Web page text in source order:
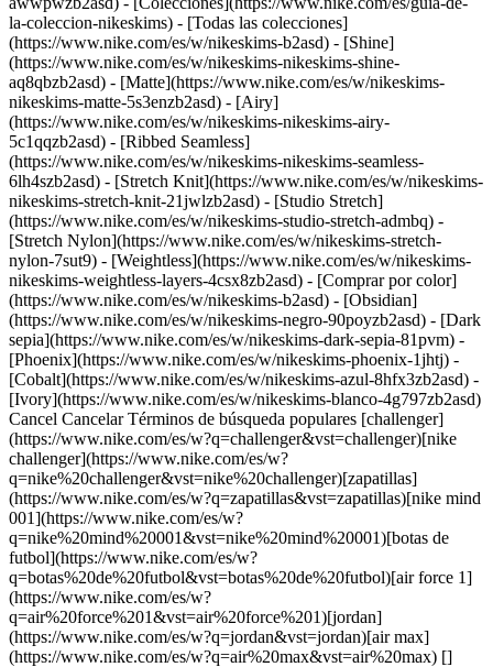
la-coleccion-nikeskims) - [Todas las colecciones]
(https://www.nike.com/es/w/nikeskims-b2asd) - [Shine]
(https://www.nike.com/es/w/nikeskims-nikeskims-shine-
aq8qbzb2asd) - [Matte](https://www.nike.com/es/w/nikeskims-
nikeskims-matte-5s3enzb2asd) - [Airy]
(https://www.nike.com/es/w/nikeskims-nikeskims-airy-
5c1qqzb2asd) - [Ribbed Seamless]
(https://www.nike.com/es/w/nikeskims-nikeskims-seamless-
6lh4szb2asd) - [Stretch Knit](https://www.nike.com/es/w/nikeskims-
nikeskims-stretch-knit-21jwlzb2asd) - [Studio Stretch]
(https://www.nike.com/es/w/nikeskims-studio-stretch-admbq) -
[Stretch Nylon](https://www.nike.com/es/w/nikeskims-stretch-
nylon-7sut9) - [Weightless](https://www.nike.com/es/w/nikeskims-
nikeskims-weightless-layers-4csx8zb2asd) - [Comprar por color](https://www.nike.com/es/w/nikeskims-b2asd) - [Obsidian](https://www.nike.com/es/w/nikeskims-negro-90poyzb2asd) - [Dark sepia](https://www.nike.com/es/w/nikeskims-dark-sepia-81pvm) - [Phoenix](https://www.nike.com/es/w/nikeskims-phoenix-1jhtj) - [Cobalt](https://www.nike.com/es/w/nikeskims-azul-8hfx3zb2asd) - [Ivory](https://www.nike.com/es/w/nikeskims-blanco-4g797zb2asd) Cancel Cancelar Términos de búsqueda populares [challenger](https://www.nike.com/es/w?q=challenger&vst=challenger)[nike challenger](https://www.nike.com/es/w?q=nike%20challenger&vst=nike%20challenger)[zapatillas](https://www.nike.com/es/w?q=zapatillas&vst=zapatillas)[nike mind 001](https://www.nike.com/es/w?q=nike%20mind%20001&vst=nike%20mind%20001)[botas de futbol](https://www.nike.com/es/w?q=botas%20de%20futbol&vst=botas%20de%20futbol)[air force 1](https://www.nike.com/es/w?q=air%20force%201&vst=air%20force%201)[jordan](https://www.nike.com/es/w?q=jordan&vst=jordan)[air max](https://www.nike.com/es/w?q=air%20max&vst=air%20max) [](https://www.nike.com/es/favorites "Favoritos")[](https://www.nike.com/es/cart "Productos de la cesta: 0") Última actualización: 14 de octubre de 2022 3 min de lectura Historias seleccionadas por Rebel Girls ## Ellen Ramasedi Ellen Ramasedi lleva una vida ajetreada, y siempre ha sabido que podría lograr todo lo que se propusiera. Descubre cómo su pasión por el salto de longitud, el baile y el netball la motiva a ayudar a niñas de todo el mundo a hacer deporte. Ellen Ramasedi. Sportstec, Sudáfrica. Fecha de nacimiento: 16 de febrero de 1989. Ilustración: Cecilia Puglesi. De niña, Ellen no paraba ni un segundo: jugaba al netball, iba a clases de baile y practicaba salto de longitud. Siempre estaba en movimiento y, en la escuela, su clase favorita era la de educación física. Durante mucho tiempo, Ellen creyó que en algún momento tendría que renunciar a los días en el foso de arena de salto de longitud y cambiar sus rigurosos ensayos de baile por un trabajo más tradicional, como ser contable. Sin embargo, cuando creció pensó en formas de continuar con sus pasiones después del instituto. ¿En qué podía convertirse: atleta profesional, árbitra o periodista deportiva? __"Es tu vida: puedes ser lo que quieras".__ Un día, durante un partido de netball, a Ellen se le ocurrió una brillante idea: *podía enseñar a otras niñas a amar el deporte tanto como ella.* Ellen sabía que muchas niñas no se sienten cómodas con el deporte y se preocupan porque creen que no son lo bastante buenas para jugar. Creía que podía proporcionarles seguridad a través del deporte, por eso decidió convertirse en entrenadora de netball. Durante los partidos, Ellen animaba a sus niñas desde la línea de banda. *¡Así se atrapa! ¡Buen pase!* Eso le decía Ellen a sus atletas, que seguían las reglas del netball con precisión, corrían por la pista, se ponían nerviosas cuando pillaban el balón y apuntaban con cuidado para marcar el siguiente punto del partido. Con el paso del tiempo, cada vez más niñas han descubierto que se les puede dar genial el deporte, como a la entrenadora Ellen. No quiso dejar este trabajo tan importante, por eso se unió a Sportstec, una organización benéfica que empodera a las atletas. La entrenadora trabaja con docentes para crear programas de educación física que ayuden a las niñas a prosperar. Ellen se enorgullece cada día de su trabajo y de sí misma por dedicarse a su verdadera vocación. [Más información](http://www.sportstec.co.za/) ## Historias relacionadas - ![Historias relacionadas, Ellen Ramasedi defiende el deporte para niñas, slide 1 of 5](https://static.nike.com/a/images/f_auto/dpr_1.0,cs_srgb/h_686,c_limit/83579131-c3a7-4f53-874b-6d1a6b850b89/ellen-ramasedi-defiende-el-deporte-para-ni%C3%B1as.jpg) Chaima Amara Sport dans la Ville [Descubrir](#) [](#) - ![Historias relacionadas, Ellen Ramasedi defiende el deporte para niñas, slide 2 of 5](https://static.nike.com/a/images/f_auto/dpr_1.0,cs_srgb/h_686,c_limit/928c9f7e-d0e9-4412-91a8-4b0666d9b294/ellen-ramasedi-defiende-el-deporte-para-ni%C3%B1as.jpg) Mérida Miller Project Fearless [Descubrir](#) [](#) - ![Historias relacionadas, Ellen Ramasedi defiende el deporte para niñas, slide 3 of 5](https://static.nike.com/a/images/f_auto/dpr_1.0,cs_srgb/h_686,c_limit/638aeba2-5c51-4e9e-b9e7-bc055e73c2e0/ellen-ramasedi-defiende-el-deporte-para-ni%C3%B1as.jpg) Laurea Álvarez Street Football [Descubrir](#) [](#) - ![Historias relacionadas, Ellen Ramasedi defiende el deporte para niñas, slide 4 of 5](https://static.nike.com/a/images/f_auto/dpr_1.0,cs_srgb/h_686,c_limit/e4b51ddf-00f5-4424-9e02-c785800ced00/ellen-ramasedi-defiende-el-deporte-para-ni%C3%B1as.jpg) Romina Calatayud Girls United [Descubrir](https://www.nike.com/es/play) - ![Historias relacionadas, Ellen Ramasedi defiende el deporte para niñas, slide 5 of 5](https://static.nike.com/a/images/f_auto/dpr_1.0,cs_srgb/h_686,c_limit/138061d3-58a2-46dd-84e6-bce3f0e29182/ellen-ramasedi-defiende-el-deporte-para-ni%C3%B1as.jpg) Founé Diawara Les Hijabeuses [Descubrir](#) [](#) ## Volver a nike.com/play ![Ellen Ramasedi defiende el deporte para niñas](https://static.nike.com/a/images/f_auto/dpr_1.0,cs_srgb/h_2203,c_limit/9edd7623-581d-412c-a301-27cdcf8a0257/ellen-ramasedi-defiende-el-deporte-para-ni%C3%B1as.jpg) [](https://www.nike.com/es/play) [Volver](https://www.nike.com/es/play) Publicación original: 14 de octubre de 2022 Recursos [Tarjetas de regalo](https://www.nike.com/es/tarjetas-de-regalo) [Tarjetas de regalo corporativas](https://nikegiftcardsforbusiness.com/) [Buscar una tienda](https://www.nike.com/es/retail/) [Nike Journal](https://www.nike.com/es/historias) [Hazte Member](https://www.nike.com/es/inscripcion) [Comentarios](https://www.nike.com#site-feedback) [Códigos promocionales](https://www.nike.com/es/codigo-promocional) [Consejos sobre productos](https://www.nike.com/es/consejos-sobre-productos) [Running Shoe Finder](https://www.nike.com/es/running/buscador-de-zapatillas) Ayuda [Obtener ayuda](https://www.nike.com/es/help) [Estado del pedido](https://www.nike.com/es/orders/details) [Envíos y entregas](https://www.nike.com/es/help/a/envio-entrega-ue) [Devoluciones](https://www.nike.com/es/help/a/politica-de-devoluciones-ue) [Opciones de pago](https://www.nike.com/es/help/a/opciones-pago-ue) [Contacto](https://www.nike.com/es/help/#contact) [Evaluaciones](https://www.nike.com/es/help/a/resenas) [Ayuda con los códigos promocionales de Nike](https://www.nike.com/es/help/a/aplicar-promo-eu) Empresa [Acerca de Nike](https://about.nike.com/) [Novedades](https://news.nike.com/) [Empleo](https://jobs.nike.com/) [Inversores](https://investors.nike.com/) [Sostenibilidad](https://www.nike.com/es/sostenibilidad) [Accesibilidad](https://www.nike.com/accessibility) [Declaración de accesibilidad](https://www.nike.com/es/accessibility/statement) [Propósito](https://www.nike.com/es/proposito) [Nike Coaching](https://www.nike.com/es/coaching) [Informar de un problema](https://secure.ethicspoint.com/domain/media/eseu/gui/56821/index.html) Descuentos de la comunidad [Estudiante](https://services.sheerid.com/verify/68d15e386bcf0b059b3b1708/?locale=es) [Docente](https://urldefense.com/v3/__https://services.sheerid.com/verify/68dcfa47c3f2fd1cd3069a9c/?locale=es__%3B%21%21KLCbKzk%21nTvDkRbY-BbSpoWsFhAQdmMrehEzU3loDux4_exRVjO9--Ik_EbQNJ3bX2gkEwR7F9cVVROFKqLxE4B8uW6bnx5iSHxy4Q%24) [Servicios de emergencias](https://urldefense.com/v3/__https://services.sheerid.com/verify/68d55da9273c5b3a03a5aa8e/?locale=es__%3B%21%21KLCbKzk%21nTvDkRbY-BbSpoWsFhAQdmMrehEzU3loDux4_exRVjO9--Ik_EbQNJ3bX2gkEwR7F9cVVROFKqLxE4B8uW6bnx4EYC7U2g%24) [Atención sanitaria](https://urldefense.com/v3/__https://services.sheerid.com/verify/68d55e0d273c5b3a03a5b0ac/?locale=es__%3B%21%21KLCbKzk%21nTvDkRbY-BbSpoWsFhAQdmMrehEzU3loDux4_exRVjO9--Ik_EbQNJ3bX2gkEwR7F9cVVROFKqLxE4B8uW6bnx4fBeO5Zw%24) [Recursos](https://www.nike.com/es/help) [Tarjetas de regalo](https://www.nike.com/es/tarjetas-de-regalo) [Tarjetas de regalo corporativas](https://nikegiftcardsforbusiness.com/) [Buscar una tienda](https://www.nike.com/es/retail/) [Nike Journal](https://www.nike.com/es/historias) [Hazte Member](https://www.nike.com/es/inscripcion) [Comentarios](https://www.nike.com#site-feedback) [Códigos promocionales](https://www.nike.com/es/codigo-promocional) [Consejos sobre productos](https://www.nike.com/es/consejos-sobre-productos) [Running Shoe Finder](https://www.nike.com/es/running/buscador-de-zapatillas) [Ayuda](https://www.nike.com/es/help) [Obtener ayuda](https://www.nike.com/es/help) [Estado del pedido](https://www.nike.com/es/orders/details) [Envíos y entregas](https://www.nike.com/es/help/a/envio-entrega-ue) [Devoluciones](https://www.nike.com/es/help/a/politica-de-devoluciones-ue) [Opciones de pago](https://www.nike.com/es/help/a/opciones-pago-ue) [Contacto](https://www.nike.com/es/help/#contact) [Evaluaciones](https://www.nike.com/es/help/a/resenas) [Ayuda con los códigos promocionales de Nike](https://www.nike.com/es/help/a/aplicar-promo-eu) [Empresa](https://about.nike.com/es-ES) [Acerca de Nike](https://about.nike.com/) [Novedades](https://news.nike.com/) [Empleo](https://jobs.nike.com/) [Inversores](https://investors.nike.com/) [Sostenibilidad](https://www.nike.com/es/sostenibilidad) [Accesibilidad](https://www.nike.com/accessibility) [Declaración de accesibilidad](https://www.nike.com/es/accessibility/statement) [Propósito](https://www.nike.com/es/proposito) [Nike Coaching](https://www.nike.com/es/coaching) [Informar de un problema](https://secure.ethicspoint.com/domain/media/eseu/gui/56821/index.html) ## Descuentos de la comunidad [Estudiante](https://services.sheerid.com/verify/68d15e386bcf0b059b3b1708/?locale=es) [Docente](https://urldefense.com/v3/__https://servi